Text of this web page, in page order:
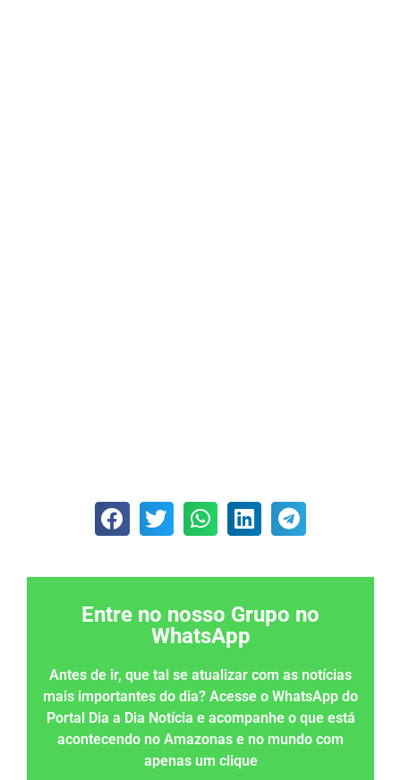
Entre no nosso Grupo no
WhatsApp
Antes de ir, que tal se atualizar com as notícias
mais importantes do dia? Acesse o WhatsApp do
Portal Dia a Dia Notícia e acompanhe o que está
acontecendo no Amazonas e no mundo com
apenas um clique